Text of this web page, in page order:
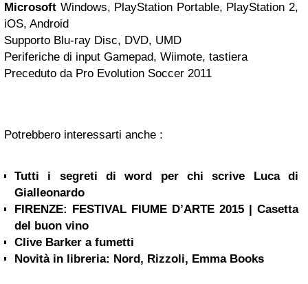
Microsoft Windows, PlayStation Portable, PlayStation 2,
iOS, Android
Supporto Blu-ray Disc, DVD, UMD
Periferiche di input Gamepad, Wiimote, tastiera
Preceduto da Pro Evolution Soccer 2011
Potrebbero interessarti anche :
Tutti i segreti di word per chi scrive Luca di
Gialleonardo
FIRENZE: FESTIVAL FIUME D’ARTE 2015 | Casetta
del buon vino
Clive Barker a fumetti
Novità in libreria: Nord, Rizzoli, Emma Books